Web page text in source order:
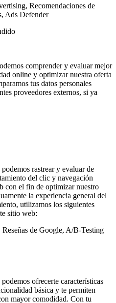
Recomendaciones de
Ads Defender
comprender y evaluar mejor
online y optimizar nuestra oferta
tus datos personales
proveedores externos, si ya
rastrear y evaluar de
del clic y navegación
con el fin de optimizar nuestro
la experiencia general del
utilizamos los siguientes
sitio web:
de Google, A/B-Testing
ofrecerte características
básica y te permiten
mayor comodidad. Con tu